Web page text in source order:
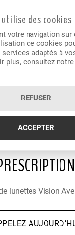
lunettes Vision
utilise des cookies
votre navigation sur
de cookies
services adaptés à
plus, consultez notre
REFUSER
ACCEPTER